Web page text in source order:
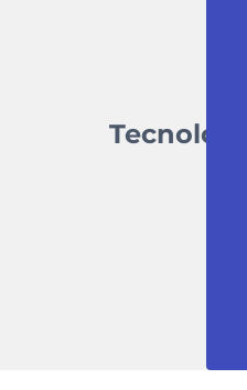
Tecnologia